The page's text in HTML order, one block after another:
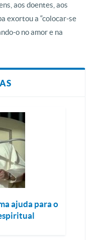
aos doentes, aos
exortou a “colocar-se
o no amor e na
ajuda para o